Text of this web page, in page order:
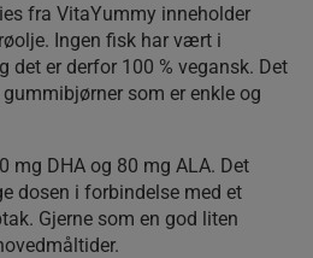
fra VitaYummy inneholder
Ingen fisk har vært i
det er derfor 100 % vegansk. Det
som er enkle og
mg DHA og 80 mg ALA. Det
dosen i forbindelse med et
Gjerne som en god liten